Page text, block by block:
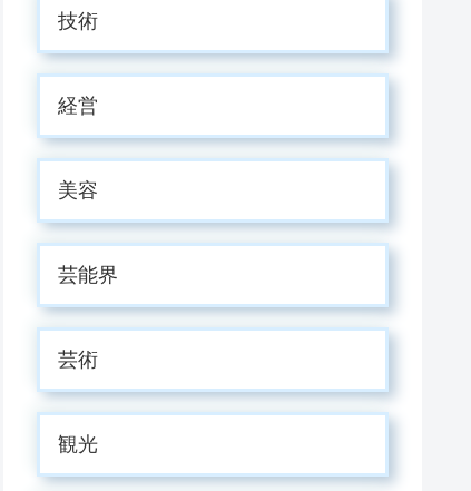
技術
経営
美容
芸能界
芸術
観光